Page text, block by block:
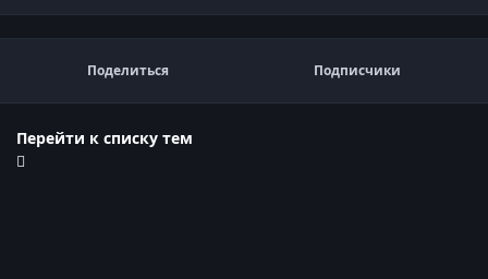
Поделиться Подписчики
Перейти к списку тем